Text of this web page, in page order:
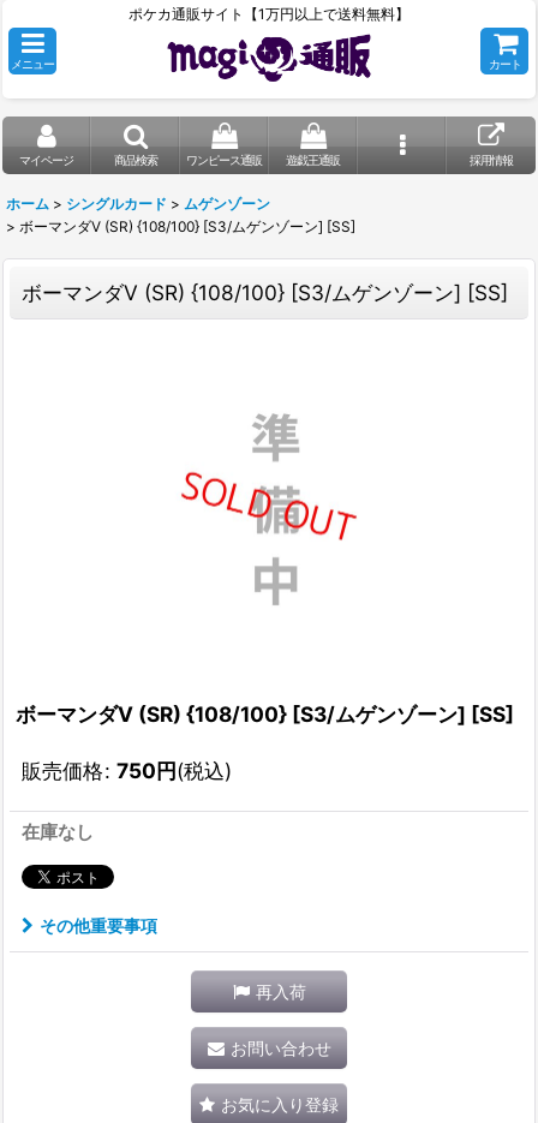
ポケカ通販サイト【1万円以上で送料無料】
メニュー カート
マイページ 商品検索 ワンピース通販 遊戯王通販 採用情報
ホーム > シングルカード > ムゲンゾーン
> ボーマンダV (SR) {108/100} [S3/ムゲンゾーン] [SS]
ボーマンダV (SR) {108/100} [S3/ムゲンゾーン] [SS]
ボーマンダV (SR) {108/100} [S3/ムゲンゾーン] [SS]
販売価格: 750円(税込)
在庫なし
その他重要事項
再入荷
お問い合わせ
お気に入り登録